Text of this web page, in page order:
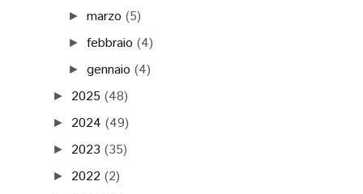
►marzo (5)
►febbraio (4)
►gennaio (4)
► 2025 (48)
► 2024 (49)
► 2023 (35)
► 2022 (2)